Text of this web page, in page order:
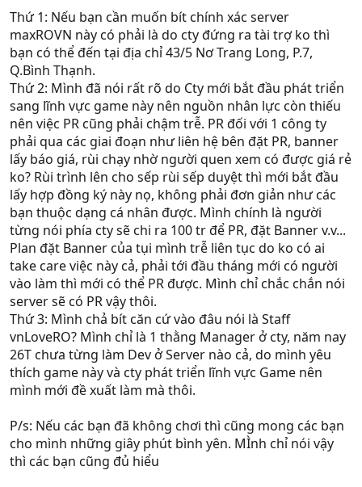
Thứ 1: Nếu bạn cần muốn bít chính xác server
maxROVN này có phải là do cty đứng ra tài trợ ko thì
bạn có thể đến tại địa chỉ 43/5 Nơ Trang Long, P.7,
Q.Bình Thạnh.
Thứ 2: Mình đã nói rất rõ do Cty mới bắt đầu phát triển
sang lĩnh vực game này nên nguồn nhân lực còn thiếu
nên việc PR cũng phải chậm trễ. PR đối với 1 công ty
phải qua các giai đoạn như liên hệ bên đặt PR, banner
lấy báo giá, rùi chạy nhờ người quen xem có được giá rẻ
ko? Rùi trình lên cho sếp rùi sếp duyệt thì mới bắt đầu
lấy hợp đồng ký này nọ, không phải đơn giản như các
bạn thuộc dạng cá nhân được. Mình chính là người
từng nói phía cty sẽ chi ra 100 tr để PR, đặt Banner v.v...
Plan đặt Banner của tụi mình trễ liên tục do ko có ai
take care việc này cả, phải tới đầu tháng mới có người
vào làm thì mới có thể PR được. Mình chỉ chắc chắn nói
server sẽ có PR vậy thôi.
Thứ 3: Mình chả bít căn cứ vào đâu nói là Staff
vnLoveRO? Mình chỉ là 1 thằng Manager ở cty, năm nay
26T chưa từng làm Dev ở Server nào cả, do mình yêu
thích game này và cty phát triển lĩnh vực Game nên
mình mới đề xuất làm mà thôi.
P/s: Nếu các bạn đã không chơi thì cũng mong các bạn
cho mình những giây phút bình yên. MÌnh chỉ nói vậy
thì các bạn cũng đủ hiểu